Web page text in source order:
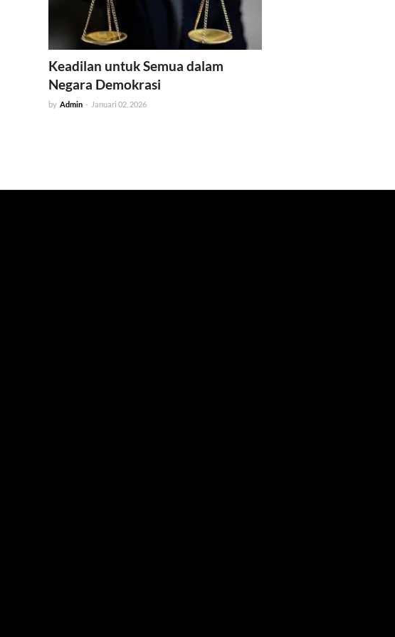
Keadilan untuk Semua dalam
Negara Demokrasi
by Admin - Januari 02, 2026